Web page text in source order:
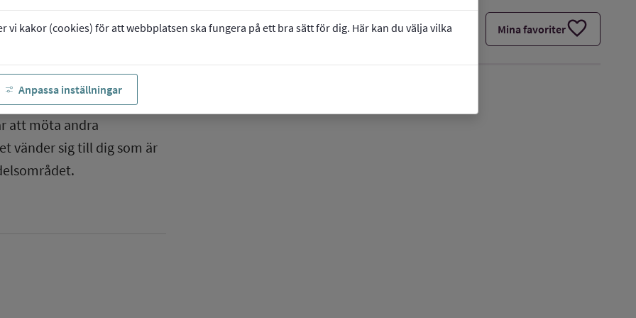
vi kakor (cookies) för att webbplatsen ska fungera på ett bra sätt för dig. Här kan du välja vilka
Anpassa inställningar
Mina favoriterfavorite
att möta andra
vänder sig till dig som är